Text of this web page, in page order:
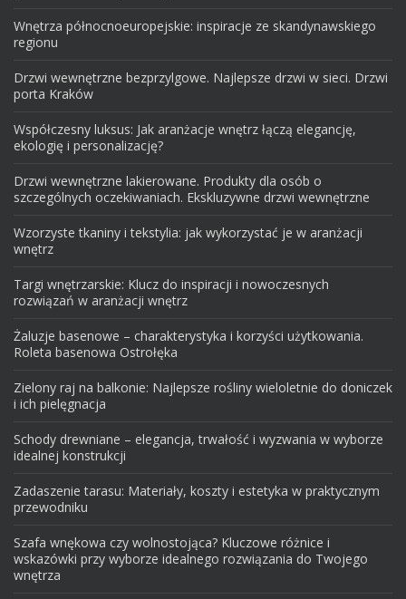
Wnętrza północnoeuropejskie: inspiracje ze skandynawskiego
regionu
Drzwi wewnętrzne bezprzylgowe. Najlepsze drzwi w sieci. Drzwi
porta Kraków
Współczesny luksus: Jak aranżacje wnętrz łączą elegancję,
ekologię i personalizację?
Drzwi wewnętrzne lakierowane. Produkty dla osób o
szczególnych oczekiwaniach. Ekskluzywne drzwi wewnętrzne
Wzorzyste tkaniny i tekstylia: jak wykorzystać je w aranżacji
wnętrz
Targi wnętrzarskie: Klucz do inspiracji i nowoczesnych
rozwiązań w aranżacji wnętrz
Żaluzje basenowe – charakterystyka i korzyści użytkowania.
Roleta basenowa Ostrołęka
Zielony raj na balkonie: Najlepsze rośliny wieloletnie do doniczek
i ich pielęgnacja
Schody drewniane – elegancja, trwałość i wyzwania w wyborze
idealnej konstrukcji
Zadaszenie tarasu: Materiały, koszty i estetyka w praktycznym
przewodniku
Szafa wnękowa czy wolnostojąca? Kluczowe różnice i
wskazówki przy wyborze idealnego rozwiązania do Twojego
wnętrza